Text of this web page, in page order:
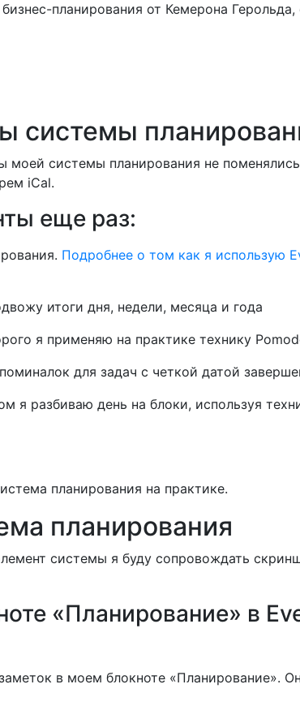
планирования от Кемерона Герольда,
системы
системы планирования не
iCal.
еще раз:
Подробнее о том как я использую
итоги дня, недели, месяца и года
я применяю на практике технику
для задач с четкой датой
я разбиваю день на блоки, используя
планирования на практике.
планирования
системы я буду сопровождать
«Планирование» в
в моем блокноте «Планирование».